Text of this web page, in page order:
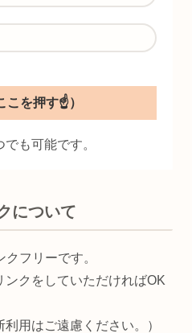
も可能です。
について
フリーです。
クをしていただければOK
利用はご遠慮ください。）